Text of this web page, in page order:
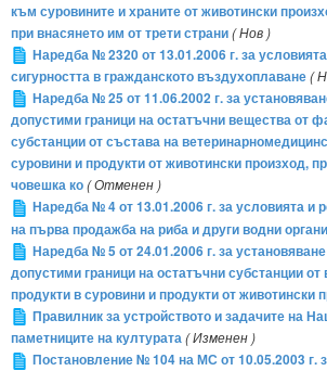
към суровините и храните от животински
при внасянето им от трети страни( Нов )
Наредба № 2320 от 13.01.2006 г. за
сигурността в гражданското въздухоплаване(
Наредба № 25 от 11.06.2002 г. за
допустими граници на остатъчни вещества от
субстанции от състава на
суровини и продукти от животински произход,
човешка ко( Отменен )
Наредба № 4 от 13.01.2006 г. за условията и
на първа продажба на риба и други водни
Наредба № 5 от 24.01.2006 г. за
допустими граници на остатъчни субстанции
продукти в суровини и продукти от животински
Правилник за устройството и задачите на
паметниците на културата( Изменен )
Постановление № 104 на МС от 10.05.2003 г.